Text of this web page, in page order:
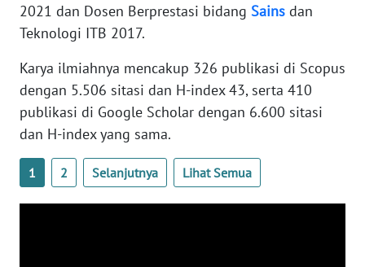
2021 dan Dosen Berprestasi bidang Sains dan
Teknologi ITB 2017.
Karya ilmiahnya mencakup 326 publikasi di Scopus
dengan 5.506 sitasi dan H-index 43, serta 410
publikasi di Google Scholar dengan 6.600 sitasi
dan H-index yang sama.
1 2 Selanjutnya Lihat Semua
WN
PAPUA
BARAT
WN
RIAU
SERAMBI
WN